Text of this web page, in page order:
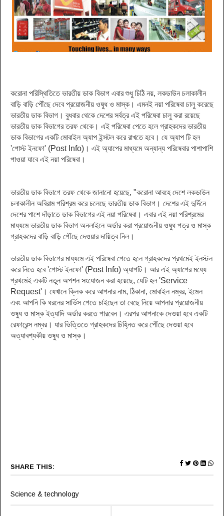
করোনা পরিস্থিতিতে ভারতীয় ডাক বিভাগ এবার শুধু চিঠি নয়, লকডাউন চলাকালীন
বাড়ি বাড়ি পৌঁছে দেবে প্রয়োজনীয় ওষুধ ও মাস্ক। এমনই নয়া পরিষেবা চালু করেছে
ভারতীয় ডাক বিভাগ। বুধবার থেকে দেশের সর্বত্র এই পরিষেবা চালু করা রয়েছে
ভারতীয় ডাক বিভাগের তরফ থেকে। এই পরিষেবা পেতে হলে গ্রাহকদের ভারতীয়
ডাক বিভাগের একটি মোবাইল অ্যাপ ইন্সটল করে রাখতে হবে। যে অ্যাপ টি হল
'পোস্ট ইনফো' (Post Info)। এই অ্যাপের মাধ্যমে অন্যান্য পরিষেবার পাশাপাশি
পাওয়া যাবে এই নয়া পরিষেবা।
ভারতীয় ডাক বিভাগে তরফ থেকে জানানো হয়েছে, "করোনা আবহে দেশে লকডাউন
চলাকালীন অবিরাম পরিশ্রম করে চলেছে ভারতীয় ডাক বিভাগ। দেশের এই দুর্দিনে
দেশের পাশে দাঁড়াতে ডাক বিভাগের এই নয়া পরিষেবা। এবার এই নয়া পরিশ্রমের
মাধ্যমে ভারতীয় ডাক বিভাগ অনলাইনে অর্ডার করা প্রয়োজনীয় ওষুধ পত্র ও মাস্ক
গ্রাহকদের বাড়ি বাড়ি পৌঁছে দেওয়ার দায়িত্ব নিল।
ভারতীয় ডাক বিভাগের মাধ্যমে এই পরিষেবা পেতে হলে গ্রাহকদের প্রথমেই ইনস্টল
করে নিতে হবে 'পোস্ট ইনফো' (Post Info) অ্যাপটি। আর এই অ্যাপের মধ্যে
প্রথমেই একটি নতুন অপশন সংযোজন করা হয়েছে, যেটি হল 'Service
Request'। যেখানে ক্লিক করে আপনার নাম, ঠিকানা, মোবাইল নম্বর, ইমেল
এবং আপনি কি ধরনের সার্ভিস পেতে চাইছেন তা বেছে নিয়ে আপনার প্রয়োজনীয়
ওষুধ ও মাস্ক ইত্যাদি অর্ডার করতে পারবেন। এরপর আপনাকে দেওয়া হবে একটি
রেফারেন্স নম্বর। যার ভিত্তিতে গ্রাহকদের চিহ্নিত করে পৌঁছে দেওয়া হবে
অত্যাবশ্যকীয় ওষুধ ও মাস্ক।
SHARE THIS:
Science & technology